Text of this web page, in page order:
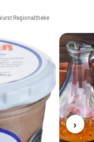
Regionaltheke
›